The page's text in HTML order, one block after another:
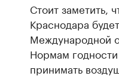
Стоит заметить,
Краснодара
Международной
Нормам
принимать